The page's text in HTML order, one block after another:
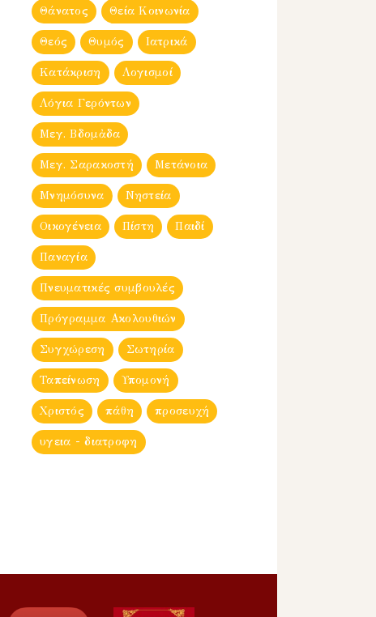
Θάνατος Θεία Κοινωνία
Θεός Θυμός Ιατρικά
Κατάκριση Λογισμοί
Λόγια Γερόντων
Μεγ. Βδομἀδα
Μεγ. Σαρακοστή Μετάνοια
Μνημόσυνα Νηστεία
Οικογένεια Πίστη Παιδί
Παναγία
Πνευματικές συμβουλές
Πρόγραμμα Ακολουθιών
Συγχώρεση Σωτηρία
Ταπείνωση Υπομονή
Χριστός πάθη προσευχή
υγεια - διατροφη